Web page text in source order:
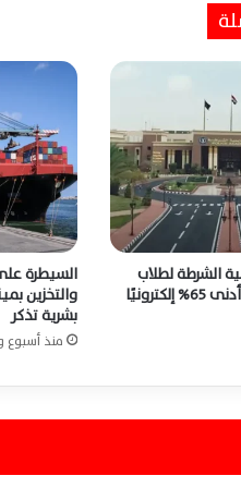
الشرطة لطلاب
الثانوية العامة بحد أدنى 65% إلكترونيًا
السيطرة
والتخزين
بشرية تذكر
منذ أسبوع